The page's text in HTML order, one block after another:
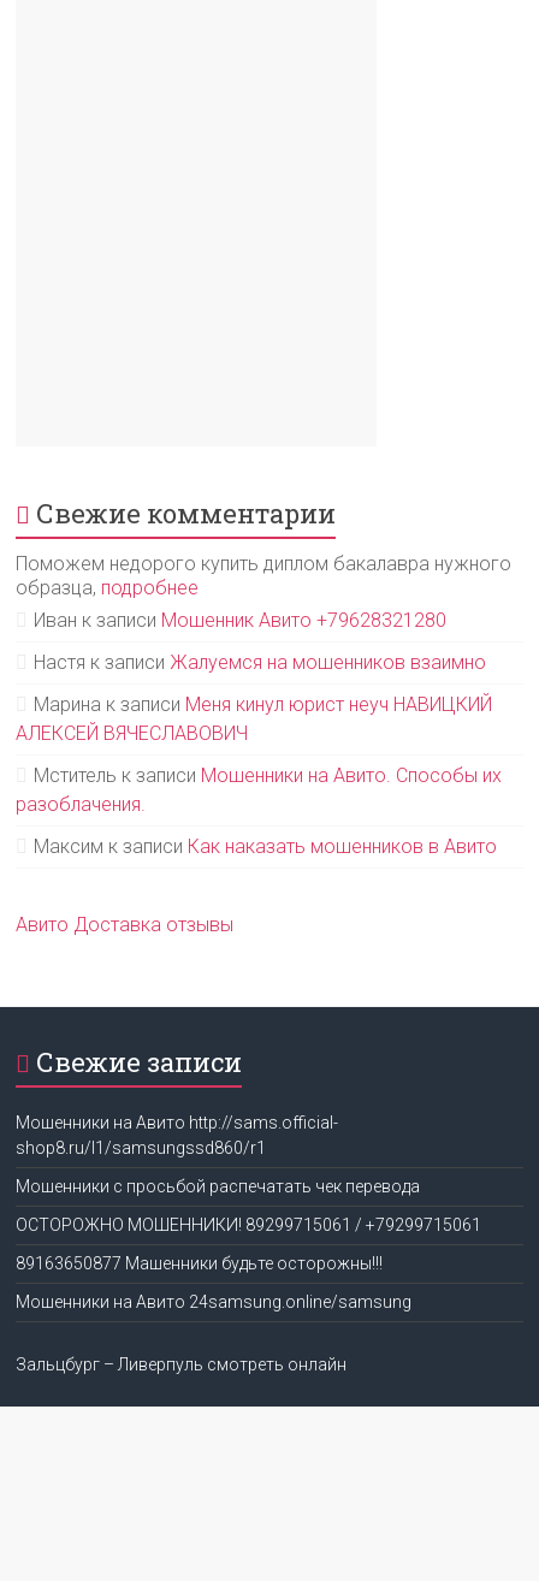
Свежие комментарии
Поможем недорого купить диплом бакалавра нужного
образца, подробнее
Иван к записи Мошенник Авито +79628321280
Настя к записи Жалуемся на мошенников взаимно
Марина к записи Меня кинул юрист неуч НАВИЦКИЙ
АЛЕКСЕЙ ВЯЧЕСЛАВОВИЧ
Мститель к записи Мошенники на Авито. Способы их
разоблачения.
Максим к записи Как наказать мошенников в Авито
Авито Доставка отзывы
Свежие записи
Мошенники на Авито http://sams.official-
shop8.ru/l1/samsungssd860/r1
Мошенники с просьбой распечатать чек перевода
ОСТОРОЖНО МОШЕННИКИ! 89299715061 / +79299715061
89163650877 Машенники будьте осторожны!!!
Мошенники на Авито 24samsung.online/samsung
Зальцбург – Ливерпуль смотреть онлайн